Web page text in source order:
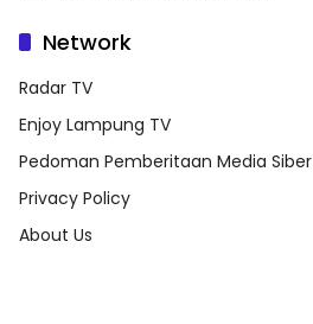
Network
Radar TV
Enjoy Lampung TV
Pedoman Pemberitaan Media Siber
Privacy Policy
About Us